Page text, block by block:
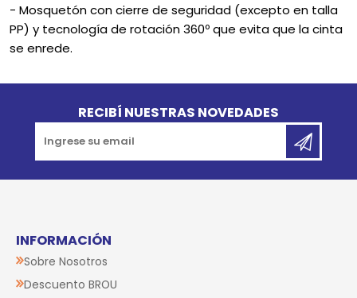
- Mosquetón con cierre de seguridad (excepto en talla
PP) y tecnología de rotación 360º que evita que la cinta
se enrede.
RECIBÍ NUESTRAS NOVEDADES
INFORMACIÓN
Sobre Nosotros
Descuento BROU